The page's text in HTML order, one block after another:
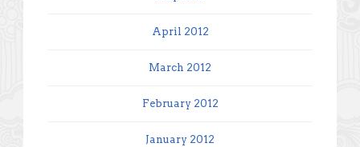
April 2012
March 2012
February 2012
January 2012